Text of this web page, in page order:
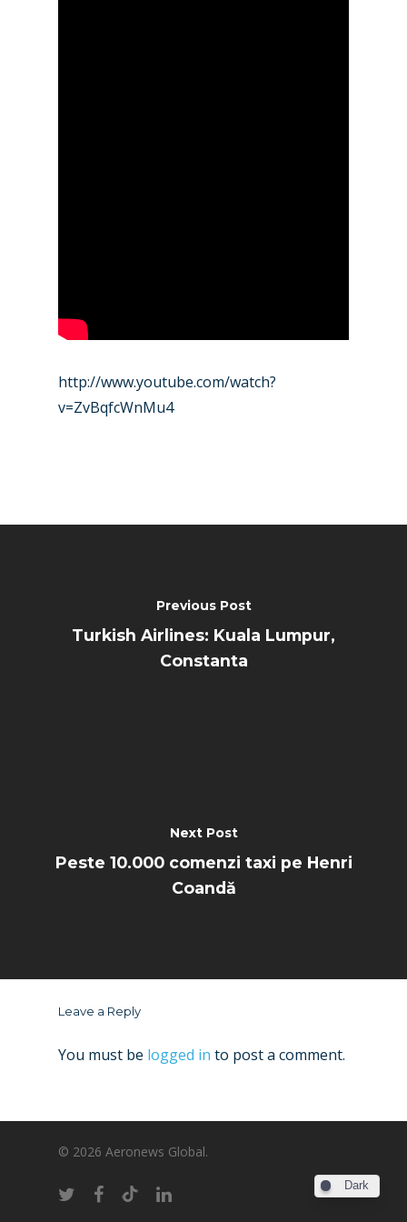
http://www.youtube.com/watch?
v=ZvBqfcWnMu4
Previous Post
Turkish Airlines: Kuala Lumpur,
Constanta
Next Post
Peste 10.000 comenzi taxi pe Henri
Coandă
Leave a Reply
You must be logged in to post a comment.
© 2026 Aeronews Global.
Dark